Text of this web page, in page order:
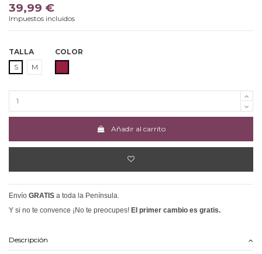
39,99 €
Impuestos incluidos
TALLA
S
M
COLOR
Añadir al carrito
Envío GRATIS a toda la Península.
Y si no te convence ¡No te preocupes! El primer cambio es gratis.
Descripción